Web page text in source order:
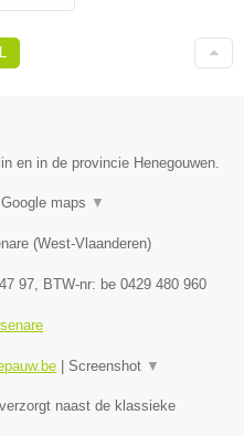
en in de provincie Henegouwen.
Google maps ▼
(West-Vlaanderen)
97 , BTW-nr: be 0429 480 960
Screenshot ▼
naast de klassieke